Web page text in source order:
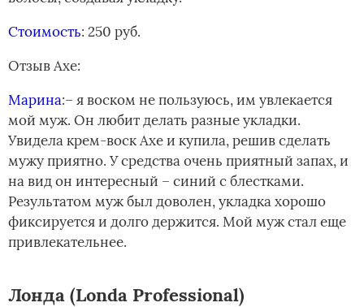
Стоимость: 250 руб.
Отзыв Axe:
Марина:– я воском не пользуюсь, им увлекается
мой муж. Он любит делать разные укладки.
Увидела крем-воск Axe и купила, решив сделать
мужу приятно. У средства очень приятный запах, и
на вид он интересный – синий с блестками.
Результатом муж был доволен, укладка хорошо
фиксируется и долго держится. Мой муж стал еще
привлекательнее.
Лонда (Londa Professional)